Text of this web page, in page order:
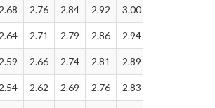
2.68 2.76 2.84 2.92 3.00
2.64 2.71 2.79 2.86 2.94
2.59 2.66 2.74 2.81 2.89
2.54 2.62 2.69 2.76 2.83